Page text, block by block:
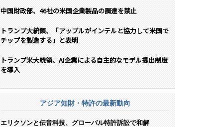
中国財政部、46社の米国企業製品の調達を禁止
トランプ大統領、「アップルがインテルと協力して米国で
チップを製造する」と表明
トランプ米大統領、AI企業による自主的なモデル提出制度
を導入
アジア知財・特許の最新動向
エリクソンと伝音科技、グローバル特許訴訟で和解